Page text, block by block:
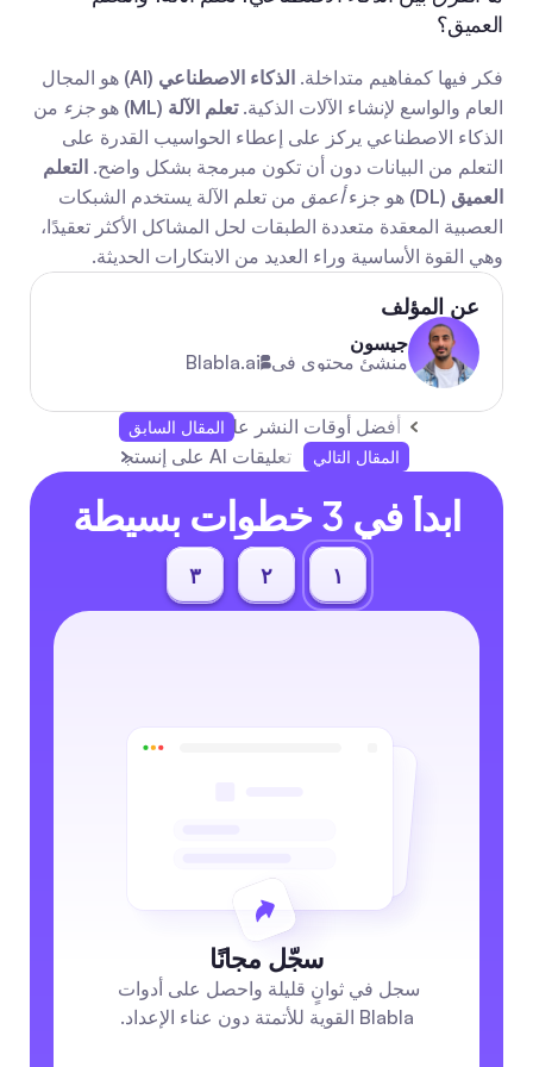
العميق؟
فكر فيها كمفاهيم متداخلة. الذكاء الاصطناعي (AI)
العام والواسع لإنشاء الآلات الذكية. تعلم الآلة (ML) هو جزء
التعلم من البيانات دون أن تكون مبرمجة بشكل واضح.
العميق (DL)
هو جزء أعمق
وهي القوة الأساسية وراء العديد من الابتكارات الحديثة.
عن المؤلف
جيسون
منشئ محتوى في Blabla.ai
أفضل أوقات النشر على تيك توك يوم الأحد لعامي 2025-26
المقال السابق
المقال التالي
تعليقات AI على إنستجرام: زِد التفاعل باستخدام الذكاء الاصطناعي
ابدأ في 3 خطوات بسيطة
١ ٢ ٣
سجّل مجانًا
Blabla القوية للأتمتة دون عناء الإعداد.